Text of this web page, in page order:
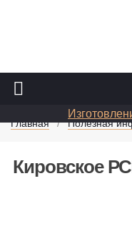
Главная Полезная
Кировское